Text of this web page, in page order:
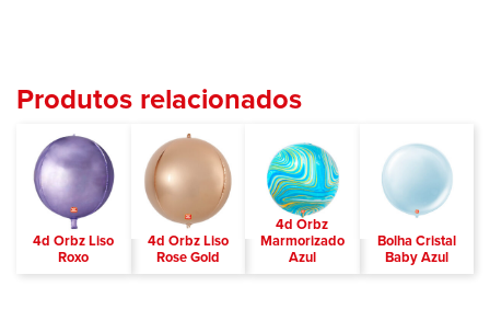
Produtos relacionados
4d Orbz Liso
Roxo
4d Orbz Liso
Rose Gold
4d Orbz
Marmorizado
Azul
Bolha Cristal
Baby Azul